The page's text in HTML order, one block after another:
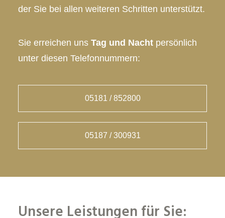
der Sie bei allen weiteren Schritten unterstützt.
Sie erreichen uns Tag und Nacht persönlich
unter diesen Telefonnummern:
05181 / 852800
05187 / 300931
Unsere Leistungen für Sie: